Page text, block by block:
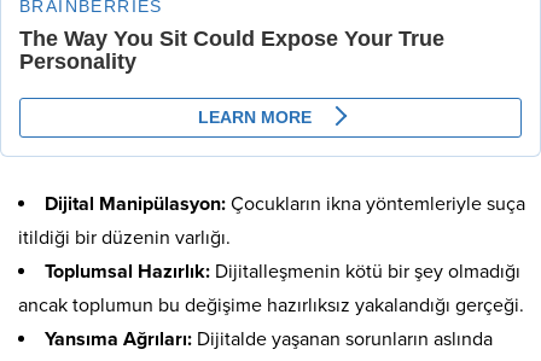
Dijital Manipülasyon: Çocukların ikna yöntemleriyle suça
itildiği bir düzenin varlığı.
Toplumsal Hazırlık: Dijitalleşmenin kötü bir şey olmadığı
ancak toplumun bu değişime hazırlıksız yakalandığı gerçeği.
Yansıma Ağrıları: Dijitalde yaşanan sorunların aslında